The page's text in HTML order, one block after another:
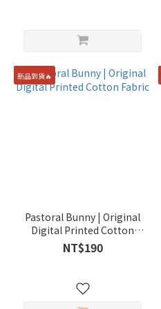
新品到貨🔥
Pastoral Bunny | Original
Digital Printed Cotton
Fabric
NT$190